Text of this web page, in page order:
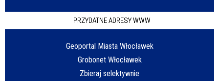
PRZYDATNE ADRESY WWW
Geoportal Miasta Włocławek
Grobonet Włocławek
Zbieraj selektywnie